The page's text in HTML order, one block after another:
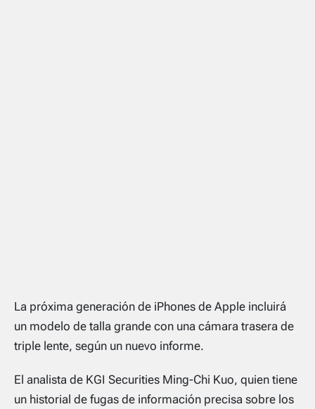
La próxima generación de iPhones de Apple incluirá
un modelo de talla grande con una cámara trasera de
triple lente, según un nuevo informe.
El analista de KGI Securities Ming-Chi Kuo, quien tiene
un historial de fugas de información precisa sobre los